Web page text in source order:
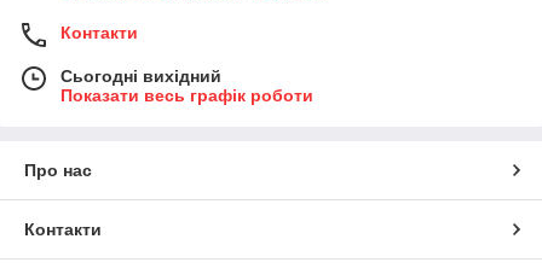
Контакти
Сьогодні вихідний
Показати весь графік роботи
Про нас
Контакти